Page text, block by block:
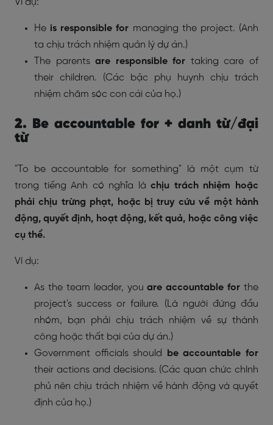
Ví dụ:
He is responsible for managing the project. (Anh
ta chịu trách nhiệm quản lý dự án.)
The parentsare responsible for taking care of
their children. (Các bậc phụ huynh chịu trách
nhiệm chăm sóc con cái của họ.)
2. Be accountable for + danh từ/đại
từ
"To be accountable for something" là một cụm từ
trong tiếng Anh có nghĩa làchịu trách nhiệm hoặc
phải chịu trừng phạt, hoặc bị truy cứu về một hành
động, quyết định, hoạt động, kết quả, hoặc công việc
cụ thể.
Ví dụ:
As the team leader, youare accountable for the
project's success or failure. (Là người đứng đầu
nhóm, bạn phải chịu trách nhiệm về sự thành
công hoặc thất bại của dự án.)
Government officials should
be accountable for
their actions and decisions. (Các quan chức chính
phủ nên chịu trách nhiệm về hành động và quyết
định của họ.)